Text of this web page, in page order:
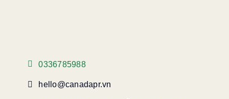
0336785988
hello@canadapr.vn